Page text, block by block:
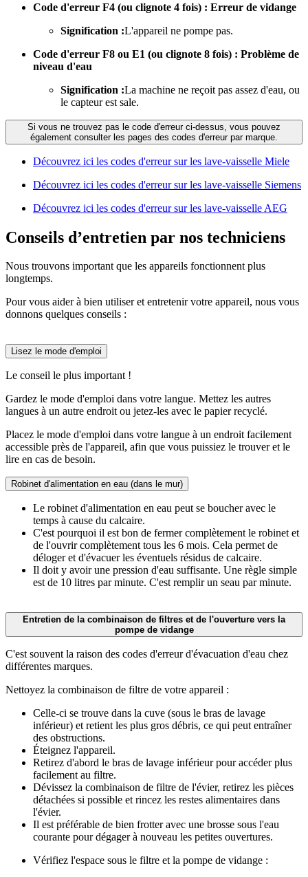
Code d'erreur F4 (ou clignote 4 fois) : Erreur de vidange
Signification :L'appareil ne pompe pas.
Code d'erreur F8 ou E1 (ou clignote 8 fois) : Problème de
niveau d'eau
Signification :La machine ne reçoit pas assez d'eau, ou
le capteur est sale.
Si vous ne trouvez pas le code d'erreur ci-dessus, vous pouvez
également consulter les pages des codes d'erreur par marque.
Découvrez ici les codes d'erreur sur les lave-vaisselle Miele
Découvrez ici les codes d'erreur sur les lave-vaisselle Siemens
Découvrez ici les codes d'erreur sur les lave-vaisselle AEG
Conseils d’entretien par nos techniciens
Nous trouvons important que les appareils fonctionnent plus
longtemps.
Pour vous aider à bien utiliser et entretenir votre appareil, nous vous
donnons quelques conseils :
Lisez le mode d'emploi
Le conseil le plus important !
Gardez le mode d'emploi dans votre langue. Mettez les autres
langues à un autre endroit ou jetez-les avec le papier recyclé.
Placez le mode d'emploi dans votre langue à un endroit facilement
accessible près de l'appareil, afin que vous puissiez le trouver et le
lire en cas de besoin.
Robinet d'alimentation en eau (dans le mur)
Le robinet d'alimentation en eau peut se boucher avec le
temps à cause du calcaire.
C'est pourquoi il est bon de fermer complètement le robinet et
de l'ouvrir complètement tous les 6 mois. Cela permet de
déloger et d'évacuer les éventuels résidus de calcaire.
Il doit y avoir une pression d'eau suffisante. Une règle simple
est de 10 litres par minute. C'est remplir un seau par minute.
Entretien de la combinaison de filtres et de l'ouverture vers la
pompe de vidange
C'est souvent la raison des codes d'erreur d'évacuation d'eau chez
différentes marques.
Nettoyez la combinaison de filtre de votre appareil :
Celle-ci se trouve dans la cuve (sous le bras de lavage
inférieur) et retient les plus gros débris, ce qui peut entraîner
des obstructions.
Éteignez l'appareil.
Retirez d'abord le bras de lavage inférieur pour accéder plus
facilement au filtre.
Dévissez la combinaison de filtre de l'évier, retirez les pièces
détachées si possible et rincez les restes alimentaires dans
l'évier.
Il est préférable de bien frotter avec une brosse sous l'eau
courante pour dégager à nouveau les petites ouvertures.
Vérifiez l'espace sous le filtre et la pompe de vidange :